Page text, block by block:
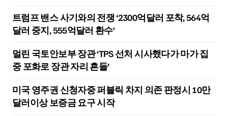
트럼프 밴스 사기와의 전쟁 ‘2300억달러 포착, 564억
달러 중지, 555억달러 환수’
멀린 국토안보부 장관 ‘TPS 선처 시사했다가 마가 집
중 포화로 장관 자리 흔들’
미국 영주권 신청자중 퍼블릭 차지 의존 판정시 10만
달러이상 보증금 요구 시작